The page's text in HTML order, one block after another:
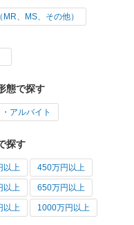
MR、MS、その他）
態で探す
アルバイト
探す
以上 450万円以上
以上 650万円以上
以上 1000万円以上